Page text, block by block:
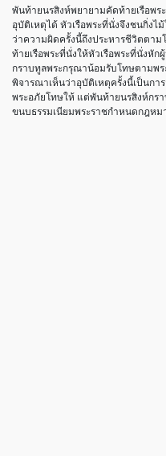
พันท้ายนรสิงห์พยายามคัดท้ายเรือพร
อุบัติเหตุได้ หัวเรือพระที่นั่งจึงชนกิ่ง
ว่าความผิดครั้งนี้ถึงประหารชีวิตตา
ท้ายเรือพระที่นั่งให้หัวเรือพระที่นั่งหั
กราบทูลพระกรุณาน้อมรับโทษตามพร
พิจารณาเห็นว่าอุบัติเหตุครั้งนี้เป็นกา
พระอภัยโทษให้ แต่พันท้ายนรสิงห์กร
ขนบธรรมเนียมพระราชกำหนดกฎหม